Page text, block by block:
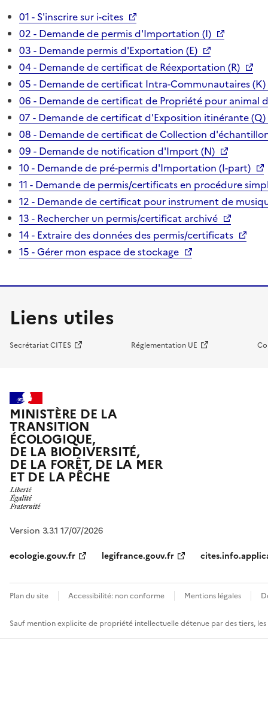
01 - S'inscrire sur i-cites
02 - Demande de permis d'Importation (I)
03 - Demande permis d'Exportation (E)
04 - Demande de certificat de Réexportation (R)
05 - Demande de certificat Intra-Communautaires (K)
06 - Demande de certificat de Propriété pour animal
07 - Demande de certificat d'Exposition itinérante (Q)
08 - Demande de certificat de Collection
09 - Demande de notification d'Import (N)
10 - Demande de pré-permis d'Importation (I-part)
11 - Demande de permis/certificats en procédure
12 - Demande de certificat pour instrument de
13 - Rechercher un permis/certificat archivé
14 - Extraire des données des permis/certificats
15 - Gérer mon espace de stockage
Liens utiles
Secrétariat CITES Réglementation UE
MINISTÈRE DE LA
TRANSITION
ÉCOLOGIQUE,
DE LA BIODIVERSITÉ,
DE LA FORÊT, DE LA MER
ET DE LA PÊCHE
Version 3.3.1 17/07/2026
ecologie.gouv.fr
legifrance.gouv.fr
Plan du site Accessibilité: non conforme Mentions légales
Sauf mention explicite de propriété intellectuelle détenue par des tiers,